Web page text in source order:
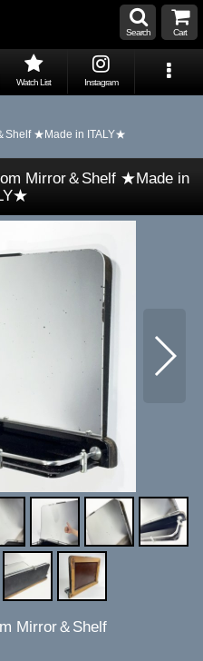
Search Cart
Watch List Instagram
Shelf ★Made in ITALY★
Mirror＆Shelf ★Made in
Mirror＆Shelf